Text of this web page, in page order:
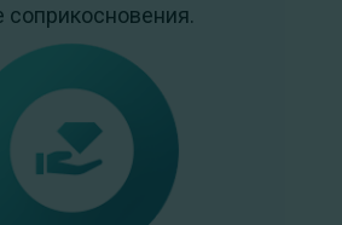
соприкосновения.